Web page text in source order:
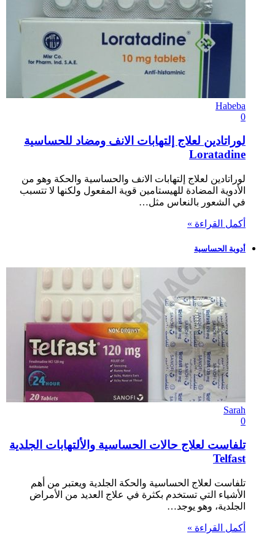
Habeba
0
لوراتادين لعلاج إلتهابات الانف ومضاد للحساسية
Loratadine
لوراتادين لعلاج إلتهابات الانف والحساسية والحكة وهو من
الأدوية المضادة للهيستامين قوية المفعول ولكنها لا تتسبب
في الشعور بالنعاس مثل…
أكمل القراءة »
أدوية الحساسية
Sarah
0
تلفاست لعلاج حالات الحساسية والألتهابات الجلدية
Telfast
تلفاست لعلاج الحساسية والحكة الجلدية ويعتبر من أهم
الأشياء التي تستخدم بكثرة في علاج العديد من الأمراض
الجلدية، وهو يوجد…
أكمل القراءة »